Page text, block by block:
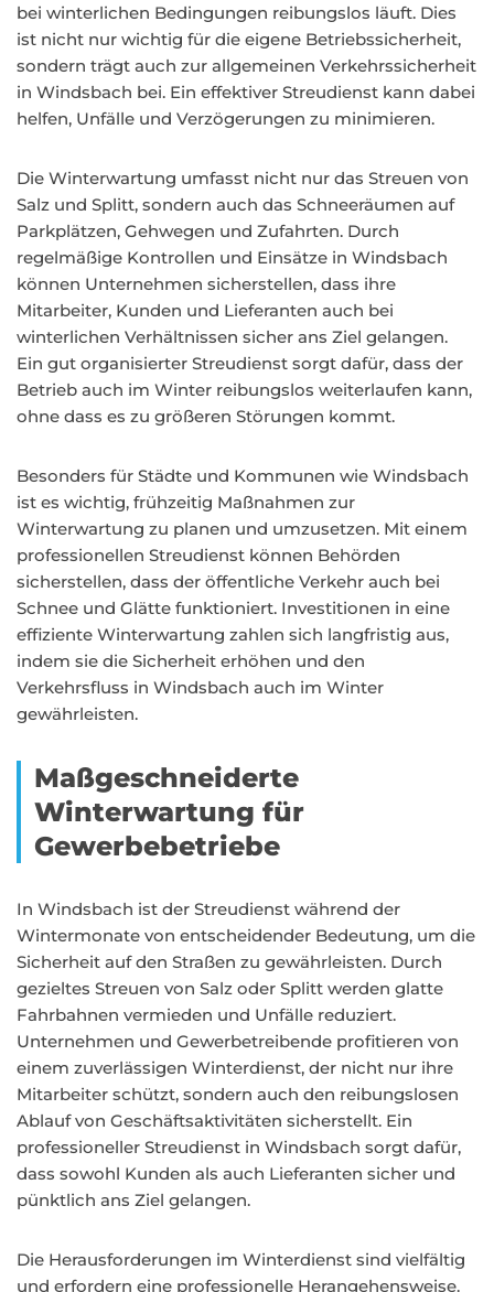
bei winterlichen Bedingungen reibungslos läuft. Dies
ist nicht nur wichtig für die eigene Betriebssicherheit,
sondern trägt auch zur allgemeinen Verkehrssicherheit
in Windsbach bei. Ein effektiver Streudienst kann dabei
helfen, Unfälle und Verzögerungen zu minimieren.
Die Winterwartung umfasst nicht nur das Streuen von
Salz und Splitt, sondern auch das Schneeräumen auf
Parkplätzen, Gehwegen und Zufahrten. Durch
regelmäßige Kontrollen und Einsätze in Windsbach
können Unternehmen sicherstellen, dass ihre
Mitarbeiter, Kunden und Lieferanten auch bei
winterlichen Verhältnissen sicher ans Ziel gelangen.
Ein gut organisierter Streudienst sorgt dafür, dass der
Betrieb auch im Winter reibungslos weiterlaufen kann,
ohne dass es zu größeren Störungen kommt.
Besonders für Städte und Kommunen wie Windsbach
ist es wichtig, frühzeitig Maßnahmen zur
Winterwartung zu planen und umzusetzen. Mit einem
professionellen Streudienst können Behörden
sicherstellen, dass der öffentliche Verkehr auch bei
Schnee und Glätte funktioniert. Investitionen in eine
effiziente Winterwartung zahlen sich langfristig aus,
indem sie die Sicherheit erhöhen und den
Verkehrsfluss in Windsbach auch im Winter
gewährleisten.
Maßgeschneiderte
Winterwartung für
Gewerbebetriebe
In Windsbach ist der Streudienst während der
Wintermonate von entscheidender Bedeutung, um die
Sicherheit auf den Straßen zu gewährleisten. Durch
gezieltes Streuen von Salz oder Splitt werden glatte
Fahrbahnen vermieden und Unfälle reduziert.
Unternehmen und Gewerbetreibende profitieren von
einem zuverlässigen Winterdienst, der nicht nur ihre
Mitarbeiter schützt, sondern auch den reibungslosen
Ablauf von Geschäftsaktivitäten sicherstellt. Ein
professioneller Streudienst in Windsbach sorgt dafür,
dass sowohl Kunden als auch Lieferanten sicher und
pünktlich ans Ziel gelangen.
Die Herausforderungen im Winterdienst sind vielfältig
und erfordern eine professionelle Herangehensweise.